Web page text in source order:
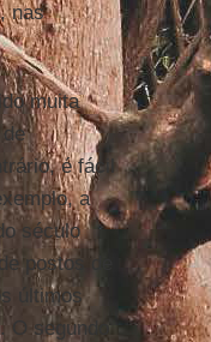
nas
muita
é fácil
a
século
postos de
últimos
segundo